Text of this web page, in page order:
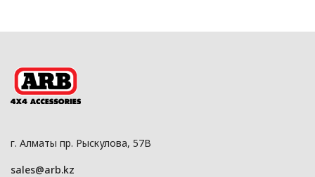
г. Алматы пр. Рыскулова, 57В
sales@arb.kz